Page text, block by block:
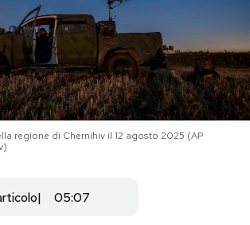
regione di Chernihiv il 12 agosto 2025 (AP
05:07